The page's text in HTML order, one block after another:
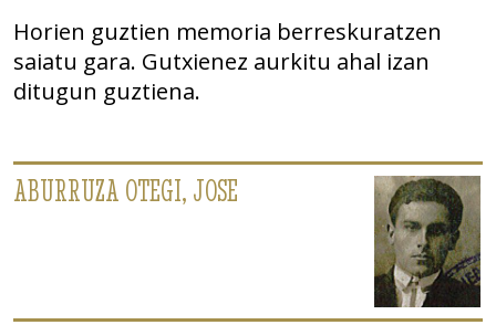
Horien guztien memoria berreskuratzen
saiatu gara. Gutxienez aurkitu ahal izan
ditugun guztiena.
ABURRUZA OTEGI, JOSE